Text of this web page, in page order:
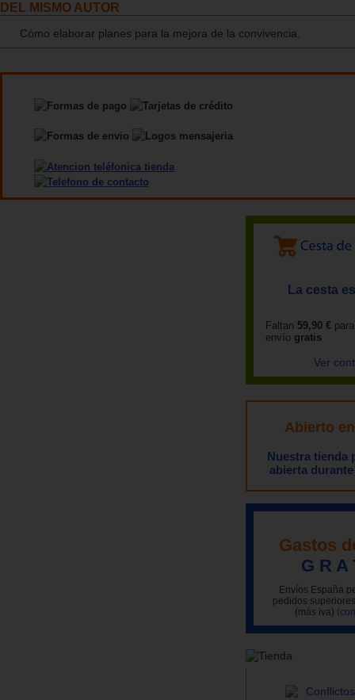
DEL MISMO AUTOR
Cómo elaborar planes para la mejora de la convivencia.
La cesta
Faltan 59,90 €
envío gratis
Ver
Abierto
Nuestra tienda
abierta
Gastos
G R A
Envíos España
pedidos
(más iva)